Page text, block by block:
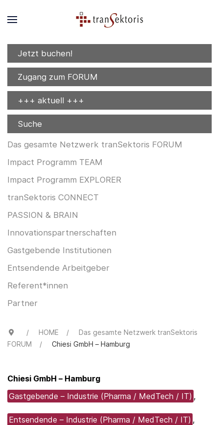
Jetzt buchen!
Zugang zum FORUM
+++ aktuell +++
Suche
Das gesamte Netzwerk tranSektoris FORUM
Impact Programm TEAM
Impact Programm EXPLORER
tranSektoris CONNECT
PASSION & BRAIN
Innovationspartnerschaften
Gastgebende Institutionen
Entsendende Arbeitgeber
Referent*innen
Partner
HOME
Das gesamte Netzwerk tranSektoris
FORUM
Chiesi GmbH – Hamburg
Chiesi GmbH – Hamburg
Gastgebende – Industrie (Pharma / MedTech / IT) ,
Entsendende – Industrie (Pharma / MedTech / IT) ,